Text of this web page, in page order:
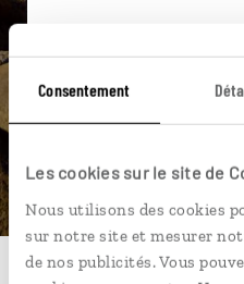
Consentement
Les cookies sur le site de
Nous utilisons des cookies
sur notre site et mesurer
de nos publicités. Vous
Construisez votre
01 86